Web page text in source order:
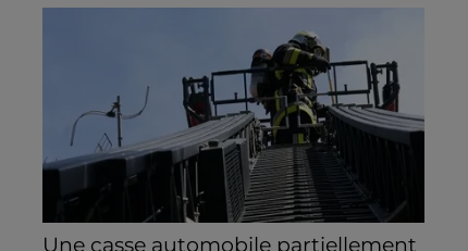
Une casse automobile partiellement